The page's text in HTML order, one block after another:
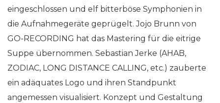
eingeschlossen und elf bitterböse Symphonien in
die Aufnahmegeräte geprügelt. Jojo Brunn von
GO-RECORDING hat das Mastering für die eitrige
Suppe übernommen. Sebastian Jerke (AHAB,
ZODIAC, LONG DISTANCE CALLING, etc.) zauberte
ein adäquates Logo und ihren Standpunkt
angemessen visualisiert. Konzept und Gestaltung